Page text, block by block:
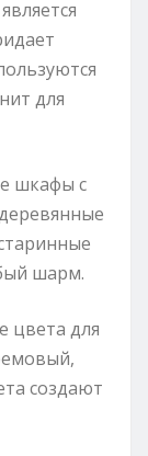
для
шкафы с
шарм.
цвета для
создают